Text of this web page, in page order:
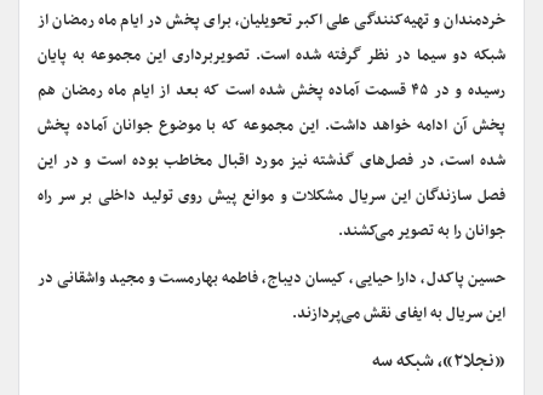
خردمندان و تهیه‌کنندگی علی اکبر تحویلیان، برای پخش در ایام ماه رمضان از
شبکه دو سیما در نظر گرفته شده است. تصویربرداری این مجموعه به پایان
رسیده و در ۴۵ قسمت آماده پخش شده است که بعد از ایام ماه رمضان هم
پخش آن ادامه خواهد داشت. این مجموعه که با موضوع جوانان آماده پخش
شده است، در فصل‌های گذشته نیز مورد اقبال مخاطب بوده است و در این
فصل سازندگان این سریال مشکلات و موانع پیش روی تولید داخلی بر سر راه
جوانان را به تصویر می‌کشند.
حسین پاکدل، دارا حیایی، کیسان دیباج، فاطمه بهارمست و مجید واشقانی در
این سریال به ایفای نقش می‌پردازند.
«نجلا۲»، شبکه سه